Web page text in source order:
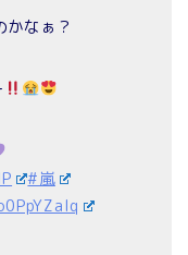
かなぁ？
#嵐